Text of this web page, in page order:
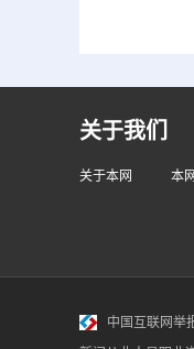
关于我们
关于本网 本
中国互联网举